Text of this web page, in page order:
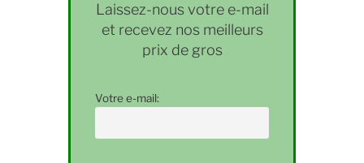
Laissez-nous votre e-mail
et recevez nos meilleurs
prix de gros
Votre e-mail: